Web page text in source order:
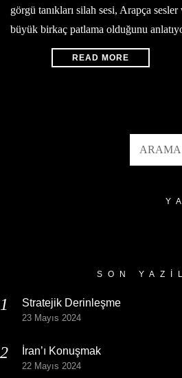
görgü tanıkları silah sesi, Arapça sesler
büyük birkaç patlama olduğunu
READ MORE
SON
Stratejik Derinleşme
23 Mayıs 2024
İran’ı Konuşmak
22 Mayıs 2024